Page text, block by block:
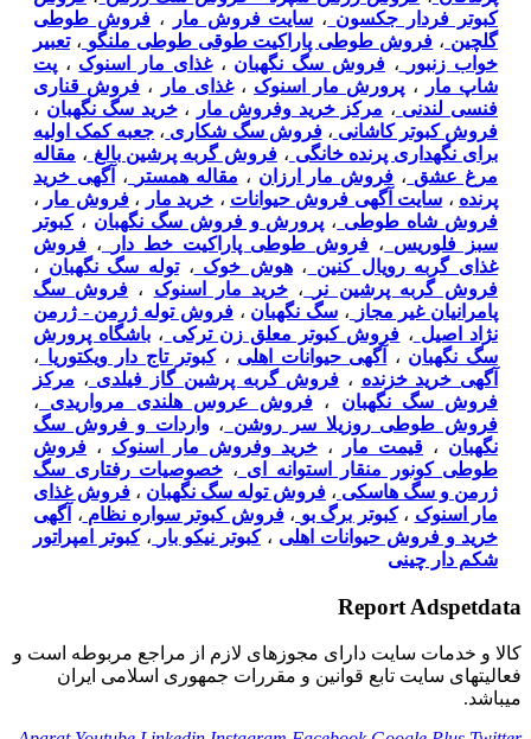
کبوتر فردار جکسون ، سایت فروش مار ،فروش طوطی
گلچین ، فروش طوطی پاراکیت طوقی طوطی ملنگو ،تعبیر
خواب زنبور
،فروش سگ نگهبان ،غذای مار اسنوک ، پت
شاپ مار
، پرورش مار اسنوک ،غذای مار ، فروش قناری
فنسی لندنی ، مرکز خرید وفروش مار ،خرید سگ نگهبان ،
فروش کبوتر کاشانی ،فروش سگ شکاری ، جعبه کمک اولیه
برای نگهداری پرنده خانگی ، فروش گربه پرشین بالغ ، مقاله
مرغ عشق ، فروش مار ارزان ، مقاله همستر ، آگهی خرید
پرنده ، سایت آگهی فروش حیوانات ، خرید مار ،فروش مار ،
فروش شاه طوطی ، پرورش و فروش سگ نگهبان ،کبوتر
سبز فلوریس ، فروش طوطی پاراکیت خط دار ، فروش
غذای گربه رویال کنین ،هوش خوک ،توله سگ نگهبان ،
فروش گربه پرشین نر
، خرید مار اسنوک ، فروش سگ
پامرانیان غیر مجاز ، سگ نگهبان ،فروش توله ژرمن - ژرمن
نژاد اصیل ، فروش کبوتر معلق زن ترکی ، باشگاه پرورش
سگ نگهبان ، آگهی حیوانات اهلی ،کبوتر تاج دار ویکتوریا ،
آگهی خرید خزنده ، فروش گربه پرشین گاز فیلدی ، مرکز
فروش سگ نگهبان ، فروش عروس هلندی مرواریدی
،
فروش طوطی روزیلا سر روشن ،واردات و فروش سگ
نگهبان ، قیمت مار ، خرید وفروش مار اسنوک ، فروش
طوطی کونور منقار استوانه ای ، خصوصیات رفتاری سگ
ژرمن و سگ هاسکی ، فروش توله سگ نگهبان ، فروش غذای
مار اسنوک ،کبوتر برگ بو ،فروش کبوتر سواره نظام ، آگهی
خرید و فروش حیوانات اهلی ،کبوتر نیکو بار ،کبوتر امپراتور
شکم دار چینی
Report Adspetdata
كالا و خدمات سایت دارای مجوزهای لازم از مراجع مربوطه است و
فعاليتهای سايت تابع قوانين و مقررات جمهوری اسلامی ايران
میباشد.